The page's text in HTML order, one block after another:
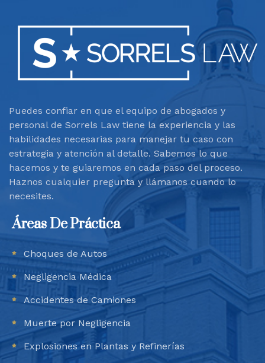
Puedes confiar en que el equipo de abogados y
personal de Sorrels Law tiene la experiencia y las
habilidades necesarias para manejar tu caso con
estrategia y atención al detalle. Sabemos lo que
hacemos y te guiaremos en cada paso del proceso.
Haznos cualquier pregunta y llámanos cuando lo
necesites.
Áreas De Práctica
Choques de Autos
Negligencia Médica
Accidentes de Camiones
Muerte por Negligencia
Explosiones en Plantas y Refinerías